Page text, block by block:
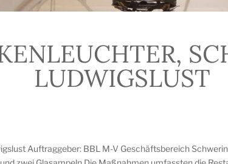
LUDWIGSLUST
Auftraggeber: BBL M-V Geschäftsbereich